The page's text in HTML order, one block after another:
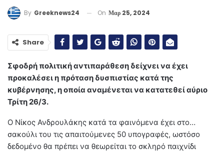
By Greeknews24 On Μαρ 25, 2024
Share
Σφοδρή πολιτική αντιπαράθεση δείχνει να έχει
προκαλέσει η πρόταση δυσπιστίας κατά της
κυβέρνησης, η οποία αναμένεται να κατατεθεί αύριο
Τρίτη 26/3.
Ο Νίκος Ανδρουλάκης κατά τα φαινόμενα έχει στο…
σακούλι του τις απαιτούμενες 50 υπογραφές, ωστόσο
δεδομένο θα πρέπει να θεωρείται το σκληρό παιχνίδι